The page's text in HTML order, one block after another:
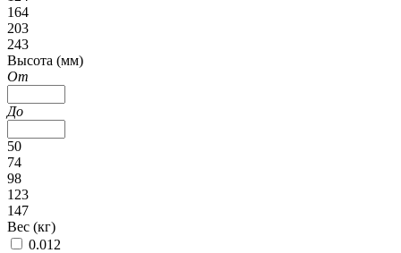
164
203
243
Высота (мм)
От
До
50
74
98
123
147
Вес (кг)
0.012